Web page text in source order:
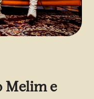
Melim e